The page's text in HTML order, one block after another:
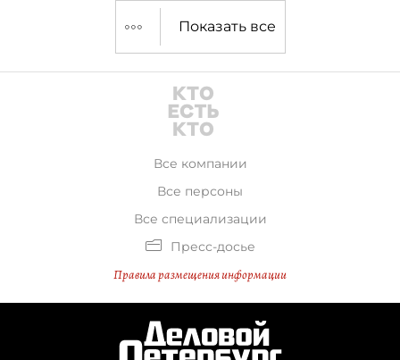
Показать все
Все компании
Все персоны
Все специализации
Пресс-досье
Правила размещения информации